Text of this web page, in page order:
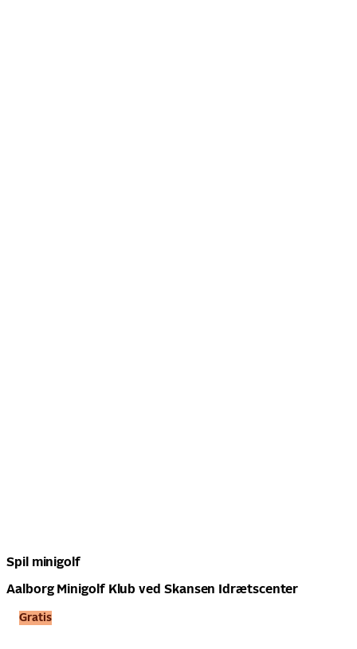
Spil minigolf
Aalborg Minigolf Klub ved Skansen Idrætscenter
Gratis